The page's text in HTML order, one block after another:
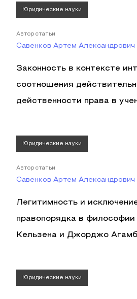
Юридические науки
Автор статьи
Савенков Артем Александрович
Законность в контексте
соотношения
действенности права в
Юридические науки
Автор статьи
Савенков Артем Александрович
Легитимность и
правопорядка в философии
Кельзена и Джорджо
Юридические науки